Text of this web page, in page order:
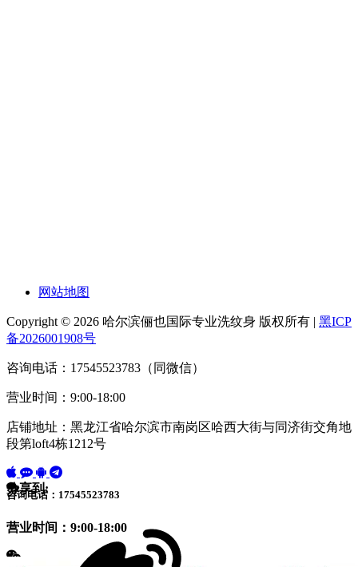
网站地图
Copyright © 2026 哈尔滨俪也国际专业洗纹身 版权所有 | 黑ICP
备2026001908号
咨询电话：17545523783（同微信）
营业时间：9:00-18:00
店铺地址：黑龙江省哈尔滨市南岗区哈西大街与同济街交角地
段第loft4栋1212号
咨询电话：17545523783
营业时间：9:00-18:00
分享到: